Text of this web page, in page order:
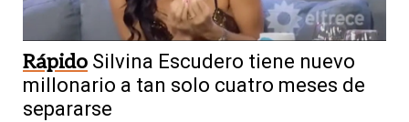
Rápido Silvina Escudero tiene nuevo
millonario a tan solo cuatro meses de
separarse